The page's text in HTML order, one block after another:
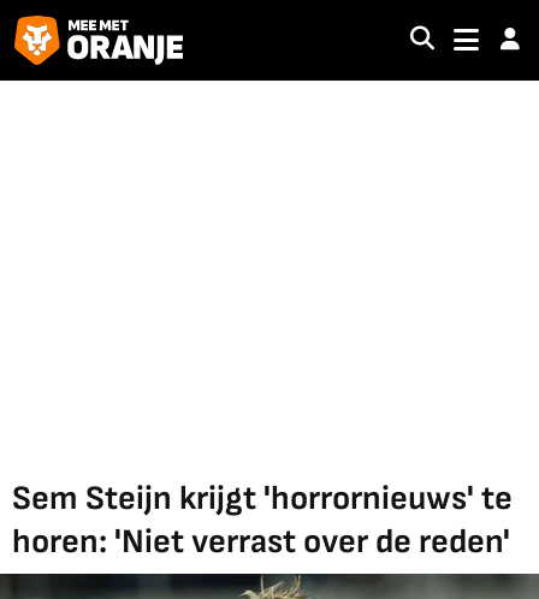
Sem Steijn krijgt 'horrornieuws' te
horen: 'Niet verrast over de reden'